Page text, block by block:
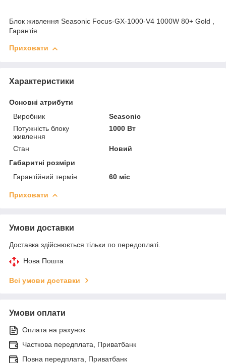
Блок живлення Seasonic Focus-GX-1000-V4 1000W 80+ Gold ,
Гарантія
Приховати
Характеристики
Основні атрибути
Виробник
Seasonic
Потужність блоку
живлення
1000 Вт
Стан
Новий
Габаритні розміри
Гарантійний термін
60 міс
Приховати
Умови доставки
Доставка здійснюється тільки по передоплаті.
Нова Пошта
Всі умови доставки
Умови оплати
Оплата на рахунок
Часткова передплата, Приватбанк
Повна передплата, Приватбанк